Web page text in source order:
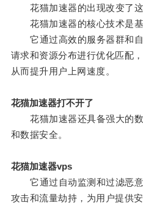
花猫加速器的出现改变了这
花猫加速器的核心技术是基
它通过高效的服务器群和自
请求和资源分布进行优化匹配
从而提升用户上网速度。
花猫加速器打不开了
花猫加速器还具备强大的数
和数据安全。
花猫加速器vps
它通过自动监测和过滤恶意
攻击和流量劫持，为用户提供